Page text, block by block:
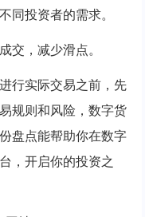
同投资者的需求。
交，减少滑点。
行实际交易之前，先
规则和风险，数字货
盘点能帮助你在数字
，开启你的投资之